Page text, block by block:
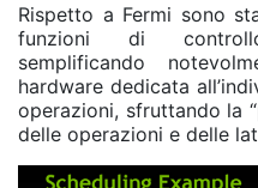
Rispetto a Fermi sono
funzioni di
semplificando
hardware dedicata
operazioni, sfruttando la
delle operazioni e delle